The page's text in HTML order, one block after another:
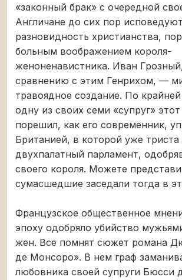
«законный брак» с очередной
Англичане до сих пор
разновидность христианства,
больным воображением короля-
женоненавистника. Иван
сравнению с этим Генрихом, —
травоядное создание. По
одну из своих семи «супруг»
порешил, как его современник,
Британией, в которой уже триста
двухпалатный парламент,
своего короля. Можете
сумасшедшие заседали тогда в
Французское общественное
эпоху одобряло убийство
жен. Все помнят сюжет романа
де Монсоро». В нем граф
любовника своей супруги Бюсси